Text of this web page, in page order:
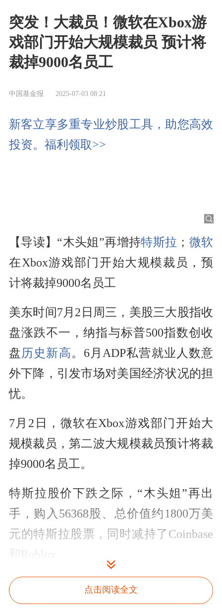
突发！大裁员！微软在Xbox游
戏部门开始大规模裁员 预计将
裁掉9000名员工
中国基金报 2025-07-03 08:21
新客立享多重专业炒股工具，助您高效
投资。福利领取>>
【导读】“木头姐”再增持特斯拉 ； 微软
在Xbox游戏部门开始大规模裁员，预
计将裁掉9000名员工
美东时间7月2日周三，美股三大股指收
盘涨跌不一，纳指与标普500指数创收
盘 历史新高。6月ADP私营就业人数意
外下降，引发市场对美国经济状况的担
忧。
7月2日，微软在Xbox游戏部门开始大
规模裁员，第二波大规模裁员预计将裁
掉9000名员工。
特斯拉股价下跌之际，“木头姐”再出
手，购入56368股、总价值约1800万美
元的特斯拉股票，同时减持了Coinbase
和Roblox。
受美国与越南达成贸易协定的消息推
动，国际油价涨超3%。
点击阅读全文